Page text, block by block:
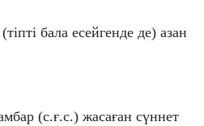
бала есейгенде де) азан
(с.ғ.с.) жасаған сүннет